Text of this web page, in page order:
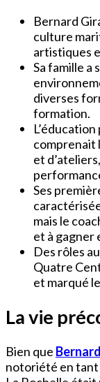
Bernard
culture
artistiques
Sa famille a
diverses
formation.
comprenait
et
Ses
mais le
et à gagner
Des rôles
Quatre
et marqué
La vie
Bien que
notoriété en tant